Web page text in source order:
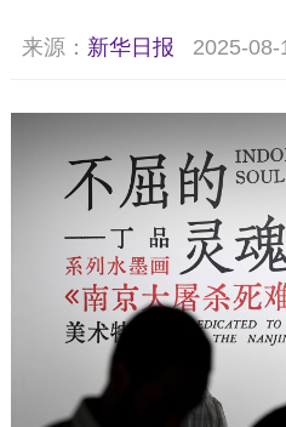
来源： 新华日报 2025-